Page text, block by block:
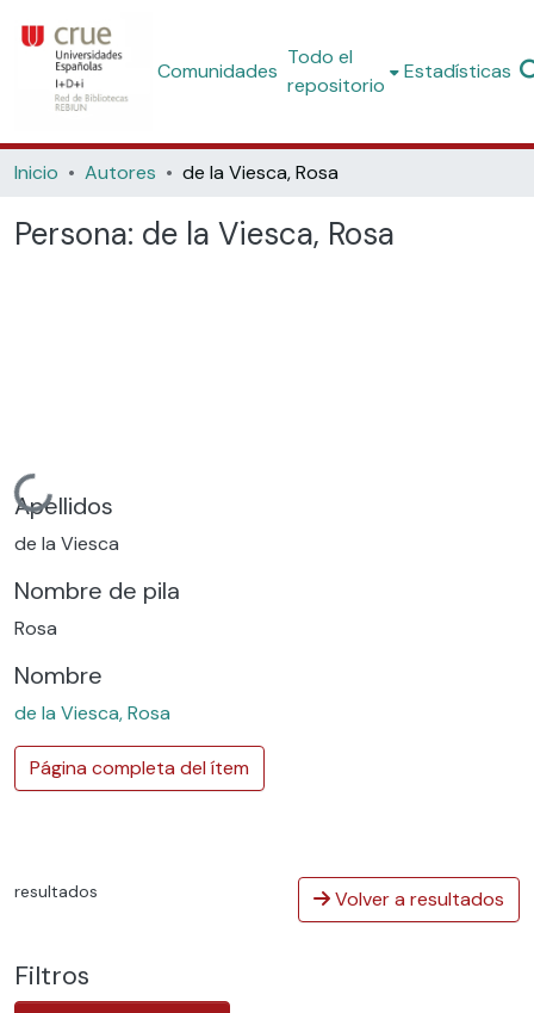
Comunidades
Todo el
repositorio
Estadísticas
Inicio Autores de la Viesca, Rosa
Persona: de la Viesca, Rosa
Cargando...
Apellidos
de la Viesca
Nombre de pila
Rosa
Nombre
de la Viesca, Rosa
Página completa del ítem
resultados Volver a resultados
Filtros